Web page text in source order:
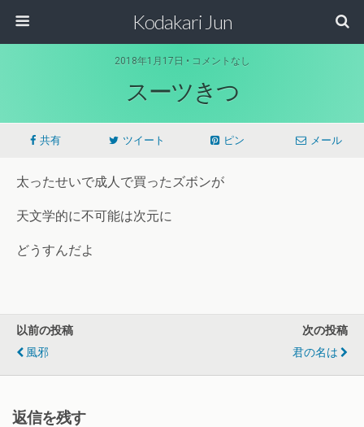
Kodakari Jun
2018年1月17日 • コメントなし
スーツきつ
共有 ツイート ピン メール
太ったせいで成人で買ったズボンが
天文学的に不可能は次元に
どうすんだよ
以前の投稿
風邪
次の投稿
君の名は
返信を残す